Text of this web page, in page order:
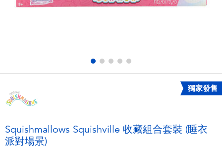
毛毛公仔玩具
獨家發售
Squishmallows Squishville 收藏組合套裝 (睡衣
派對場景)